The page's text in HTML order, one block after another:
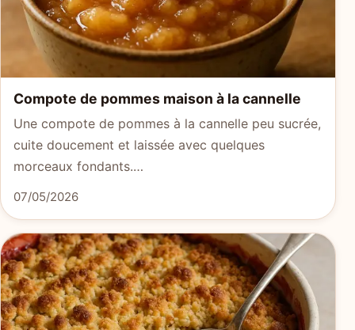
Compote de pommes maison à la cannelle
Une compote de pommes à la cannelle peu sucrée,
cuite doucement et laissée avec quelques
morceaux fondants.…
07/05/2026